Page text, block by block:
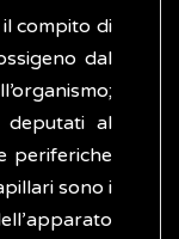
compito di
dal
deputati al
periferiche
sono i